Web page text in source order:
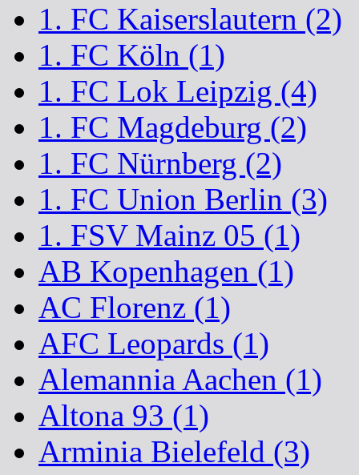
1. FC Kaiserslautern (2)
1. FC Köln (1)
1. FC Lok Leipzig (4)
1. FC Magdeburg (2)
1. FC Nürnberg (2)
1. FC Union Berlin (3)
1. FSV Mainz 05 (1)
AB Kopenhagen (1)
AC Florenz (1)
AFC Leopards (1)
Alemannia Aachen (1)
Altona 93 (1)
Arminia Bielefeld (3)